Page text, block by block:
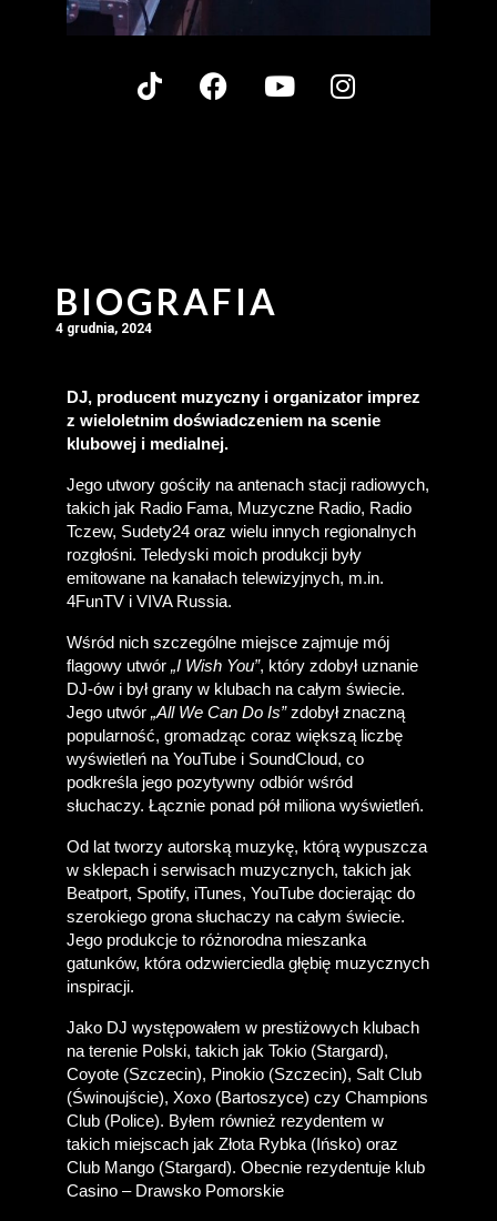
BIOGRAFIA
4 grudnia, 2024
DJ, producent muzyczny i organizator imprez
z wieloletnim doświadczeniem na scenie
klubowej i medialnej.
Jego utwory gościły na antenach stacji radiowych,
takich jak Radio Fama, Muzyczne Radio, Radio
Tczew, Sudety24 oraz wielu innych regionalnych
rozgłośni. Teledyski moich produkcji były
emitowane na kanałach telewizyjnych, m.in.
4FunTV i VIVA Russia.
Wśród nich szczególne miejsce zajmuje mój
flagowy utwór „I Wish You”, który zdobył uznanie
DJ-ów i był grany w klubach na całym świecie.
Jego utwór „All We Can Do Is” zdobył znaczną
popularność, gromadząc coraz większą liczbę
wyświetleń na YouTube i SoundCloud, co
podkreśla jego pozytywny odbiór wśród
słuchaczy. Łącznie ponad pół miliona wyświetleń.
Od lat tworzy autorską muzykę, którą wypuszcza
w sklepach i serwisach muzycznych, takich jak
Beatport, Spotify, iTunes, YouTube docierając do
szerokiego grona słuchaczy na całym świecie.
Jego produkcje to różnorodna mieszanka
gatunków, która odzwierciedla głębię muzycznych
inspiracji.
Jako DJ występowałem w prestiżowych klubach
na terenie Polski, takich jak Tokio (Stargard),
Coyote (Szczecin), Pinokio (Szczecin), Salt Club
(Świnoujście), Xoxo (Bartoszyce) czy Champions
Club (Police). Byłem również rezydentem w
takich miejscach jak Złota Rybka (Ińsko) oraz
Club Mango (Stargard). Obecnie rezydentuje klub
Casino – Drawsko Pomorskie